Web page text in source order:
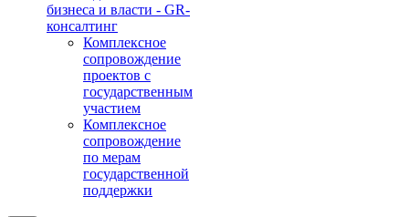
бизнеса и власти - GR-
консалтинг
Комплексное
сопровождение
проектов с
государственным
участием
Комплексное
сопровождение
по мерам
государственной
поддержки